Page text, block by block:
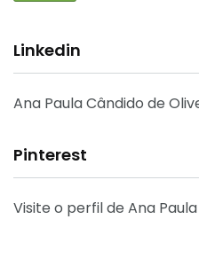
Linkedin
Ana Paula Cândido de
Pinterest
Visite o perfil de Ana